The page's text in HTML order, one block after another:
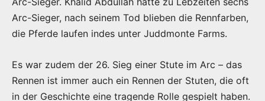
Arc-Sieger, nach seinem Tod blieben die Rennfarben,
die Pferde laufen indes unter Juddmonte Farms.
Es war zudem der 26. Sieg einer Stute im Arc – das
Rennen ist immer auch ein Rennen der Stuten, die oft
in der Geschichte eine tragende Rolle gespielt haben.